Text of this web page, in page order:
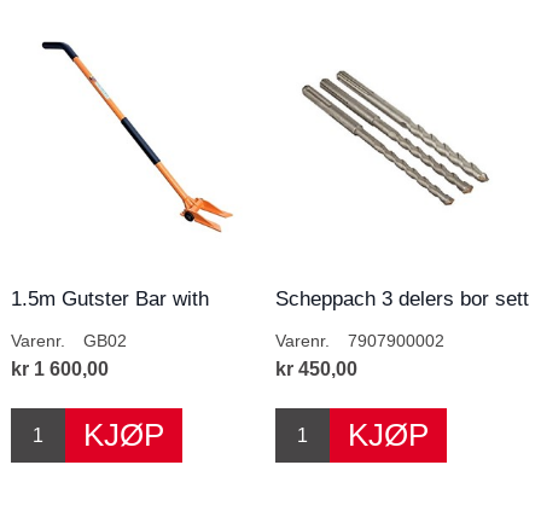
1.5m Gutster Bar with
Varenr. GB02
kr 1 600,00
Scheppach 3 delers bor sett
Varenr. 7907900002
kr 450,00